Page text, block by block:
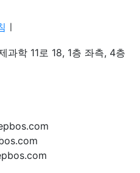
ㅣ
과학 11로 18, 1층 좌측, 4층